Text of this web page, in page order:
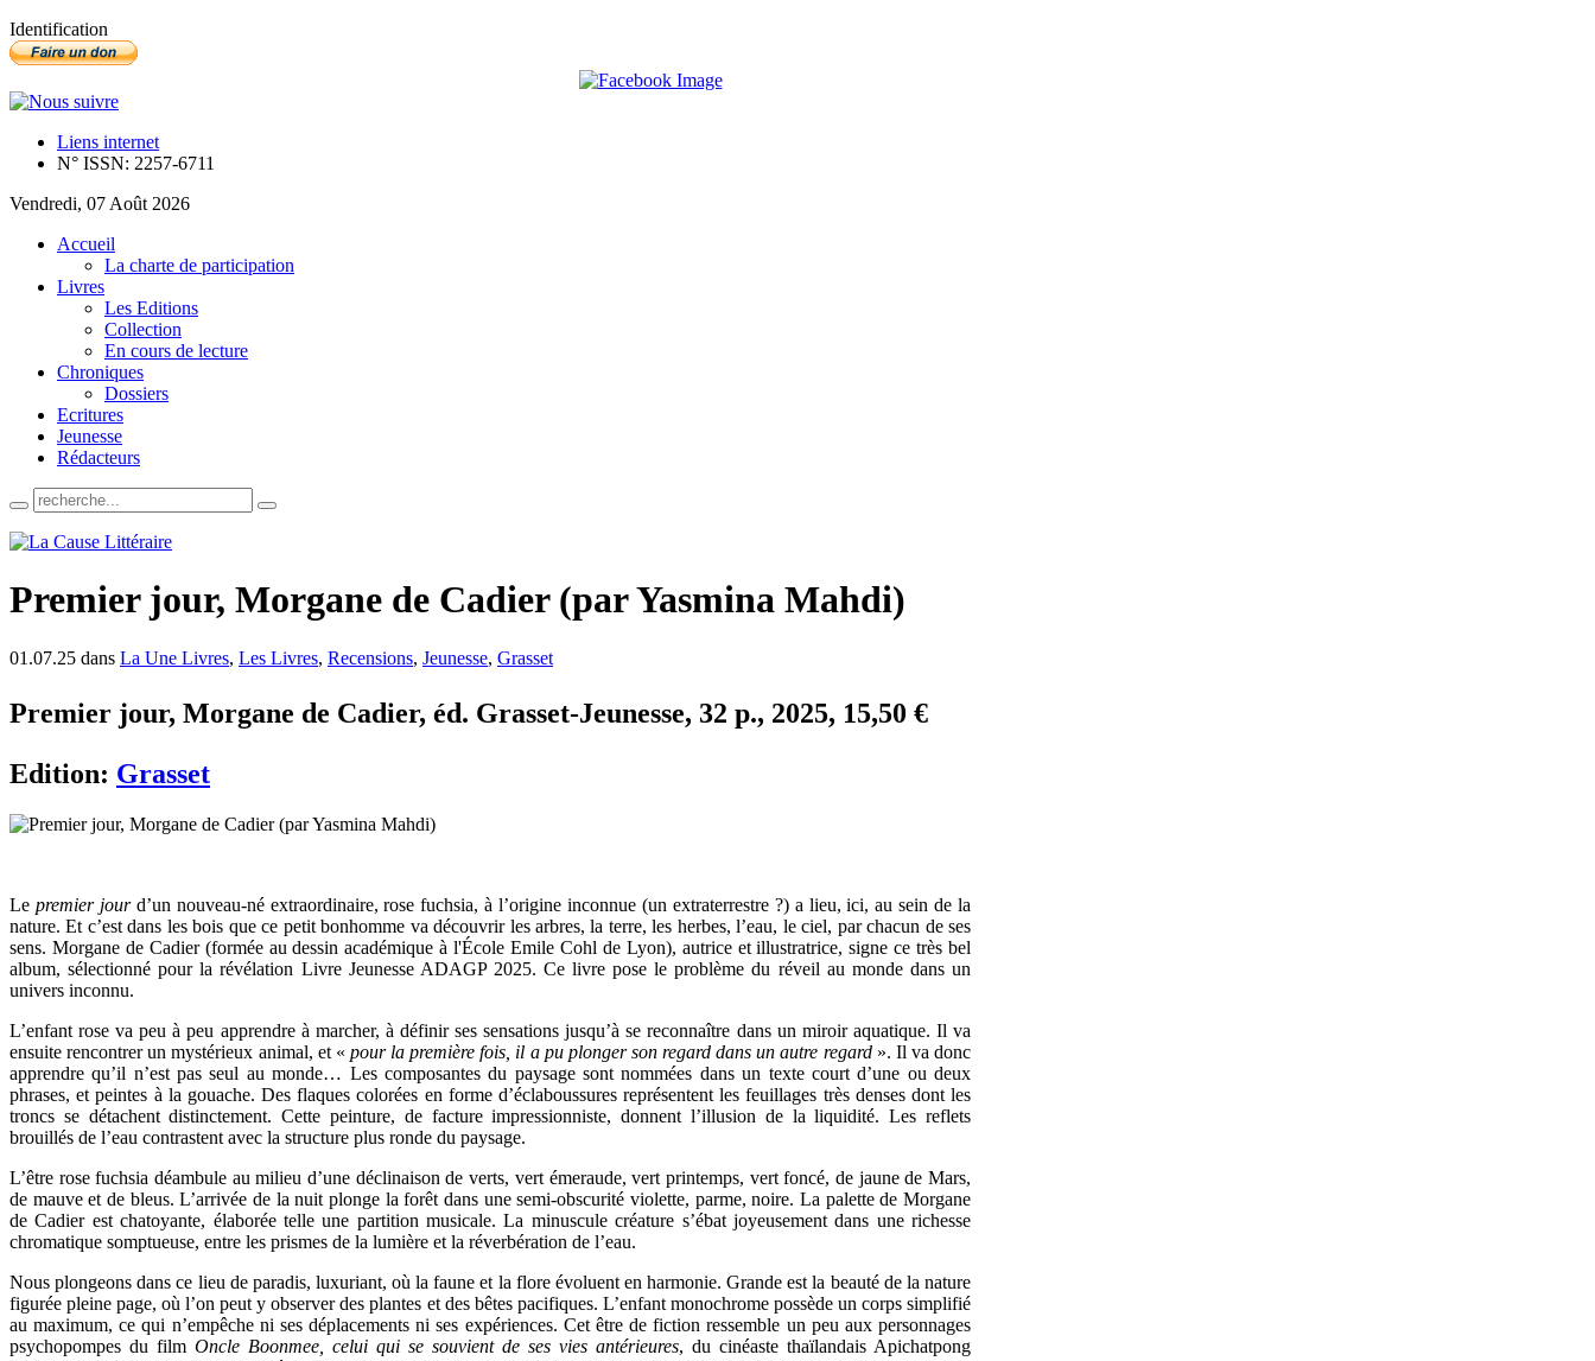
Identification
Liens internet
N° ISSN: 2257-6711
Vendredi, 07 Août 2026
Accueil
La charte de participation
Livres
Les Editions
Collection
En cours de lecture
Chroniques
Dossiers
Ecritures
Jeunesse
Rédacteurs
Premier jour, Morgane de Cadier (par Yasmina Mahdi)
01.07.25 dans La Une Livres, Les Livres, Recensions, Jeunesse, Grasset
Premier jour, Morgane de Cadier, éd. Grasset-Jeunesse, 32 p., 2025, 15,50 €
Edition: Grasset
Le premier jourd’un nouveau-né extraordinaire, rose fuchsia, à l’origine inconnue (un extraterrestre ?) a lieu, ici, au sein de la
nature. Et c’est dans les bois que ce petit bonhomme va découvrir les arbres, la terre, les herbes, l’eau, le ciel, par chacun de ses
sens. Morgane de Cadier (formée au dessin académique à l'École Emile Cohl de Lyon), autrice et illustratrice, signe ce très bel
album, sélectionné pour la révélation Livre Jeunesse ADAGP 2025. Ce livre pose le problème du réveil au monde dans un
univers inconnu.
L’enfant rose va peu à peu apprendre à marcher, à définir ses sensations jusqu’à se reconnaître dans un miroir aquatique. Il va
ensuite rencontrer un mystérieux animal, et « pour la première fois, il a pu plonger son regard dans un autre regard». Il va donc
apprendre qu’il n’est pas seul au monde… Les composantes du paysage sont nommées dans un texte court d’une ou deux
phrases, et peintes à la gouache. Des flaques colorées en forme d’éclaboussures représentent les feuillages très denses dont les
troncs se détachent distinctement. Cette peinture, de facture impressionniste, donnent l’illusion de la liquidité. Les reflets
brouillés de l’eau contrastent avec la structure plus ronde du paysage.
L’être rose fuchsia déambule au milieu d’une déclinaison de verts, vert émeraude, vert printemps, vert foncé, de jaune de Mars,
de mauve et de bleus. L’arrivée de la nuit plonge la forêt dans une semi-obscurité violette, parme, noire. La palette de Morgane
de Cadier est chatoyante, élaborée telle une partition musicale. La minuscule créature s’ébat joyeusement dans une richesse
chromatique somptueuse, entre les prismes de la lumière et la réverbération de l’eau.
Nous plongeons dans ce lieu de paradis, luxuriant, où la faune et la flore évoluent en harmonie. Grande est la beauté de la nature
figurée pleine page, où l’on peut y observer des plantes et des bêtes pacifiques. L’enfant monochrome possède un corps simplifié
au maximum, ce qui n’empêche ni ses déplacements ni ses expériences. Cet être de fiction ressemble un peu aux personnages
psychopompes du film Oncle Boonmee, celui qui se souvient de ses vies antérieures, du cinéaste thaïlandais Apichatpong